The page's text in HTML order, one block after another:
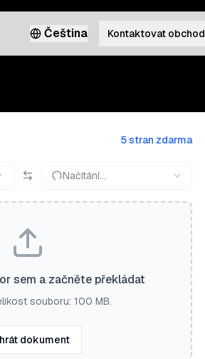
Čeština Kontaktovat obchod
5 stran zdarma
Načítání…
sem a začněte překládat
souboru: 100 MB.
dokument